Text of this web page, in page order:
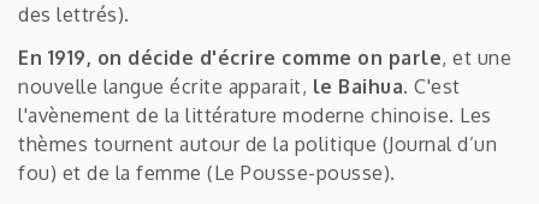
des lettrés).
En 1919, on décide d'écrire comme on parle, et une
nouvelle langue écrite apparait, le Baihua. C'est
l'avènement de la littérature moderne chinoise. Les
thèmes tournent autour de la politique (Journal d’un
fou) et de la femme (Le Pousse-pousse).